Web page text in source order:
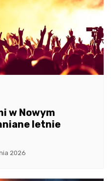
w Nowym
letnie
2026